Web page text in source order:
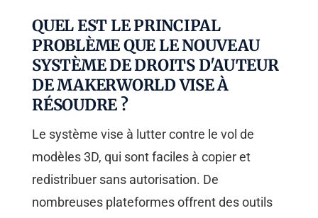
QUEL EST LE PRINCIPAL
PROBLÈME QUE LE NOUVEAU
SYSTÈME DE DROITS D'AUTEUR
DE MAKERWORLD VISE À
RÉSOUDRE ?
Le système vise à lutter contre le vol de
modèles 3D, qui sont faciles à copier et
redistribuer sans autorisation. De
nombreuses plateformes offrent des outils